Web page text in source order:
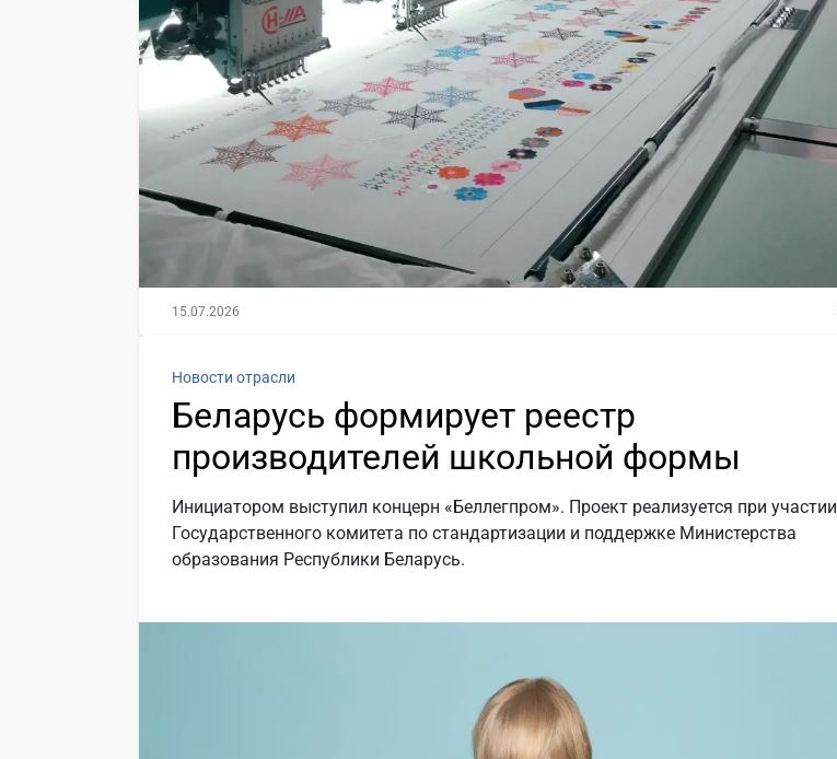
15.07.2026
Новости отрасли
Беларусь формирует реестр
производителей школьной формы
Инициатором выступил концерн «Беллегпром». Проект реализуется при участии
Государственного комитета по стандартизации и поддержке Министерства
образования Республики Беларусь.